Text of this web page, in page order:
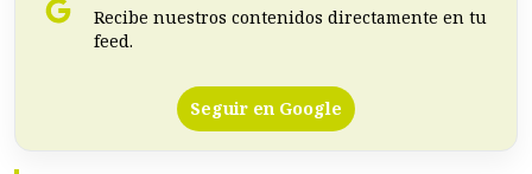
Recibe nuestros contenidos directamente en tu
feed.
Seguir en Google